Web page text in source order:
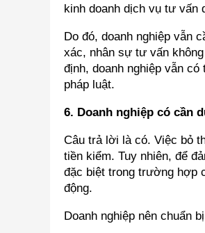
kinh doanh dịch vụ tư vấn
Do đó, doanh nghiệp vẫn
xác, nhân sự tư vấn
định, doanh nghiệp vẫn
pháp luật.
6. Doanh nghiệp có cần
Câu trả lời là có. Việc bỏ
tiền kiểm. Tuy nhiên, để
đặc biệt trong trường hợp
động.
Doanh nghiệp nên chuẩn